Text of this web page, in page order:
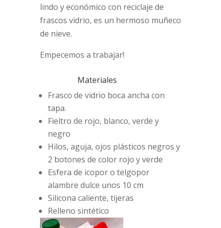
lindo y económico con reciclaje de
frascos vidrio, es un hermoso muñeco
de nieve.
Empecemos a trabajar!
Materiales
Frasco de vidrio boca ancha con
tapa.
Fieltro de rojo, blanco, verde y
negro
Hilos, aguja, ojos plásticos negros y
2 botones de color rojo y verde
Esfera de icopor o telgopor
alambre dulce unos 10 cm
Silicona caliente, tijeras
Relleno sintético